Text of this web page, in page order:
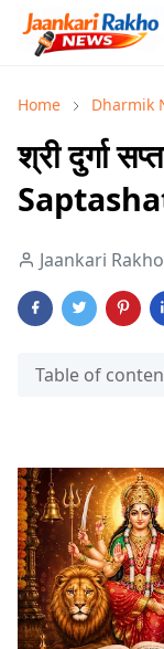
Home Dharmik
श्री दुर्गा
Jaankari Rakho
Table of